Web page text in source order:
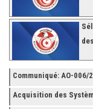
Communiqué: AO-006/
Acquisition des